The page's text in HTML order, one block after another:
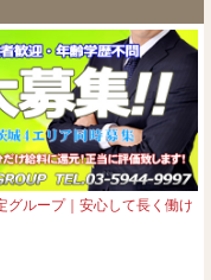
グループ｜安心して長く働け